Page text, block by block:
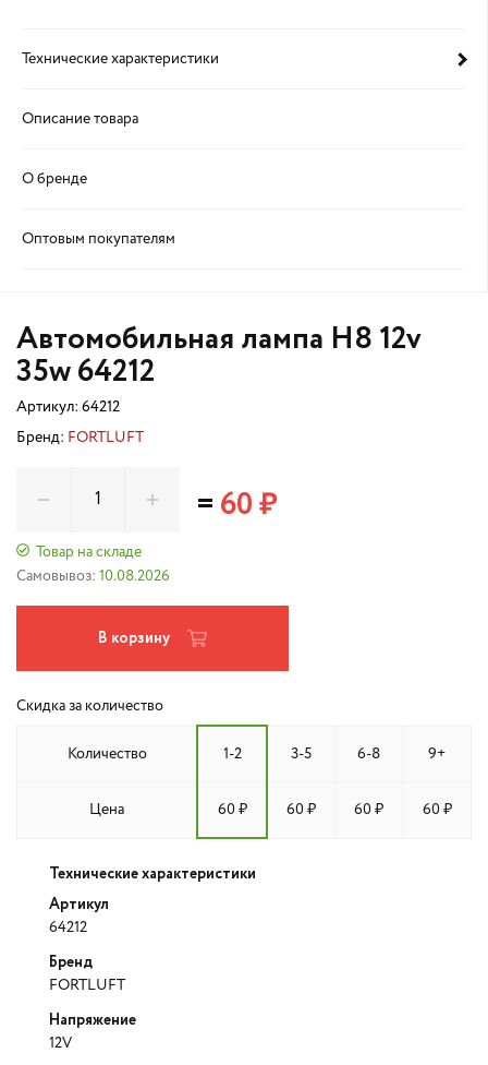
Технические характеристики
Описание товара
О бренде
Оптовым покупателям
Автомобильная лампа H8 12v
35w 64212
Артикул: 64212
Бренд: FORTLUFT
Товар на складе
Самовывоз: 10.08.2026
=60 ₽
В корзину
Скидка за количество
Количество 1-2 3-5 6-8 9+
Цена 60 ₽ 60 ₽ 60 ₽ 60 ₽
Технические характеристики
Артикул
64212
Бренд
FORTLUFT
Напряжение
12V